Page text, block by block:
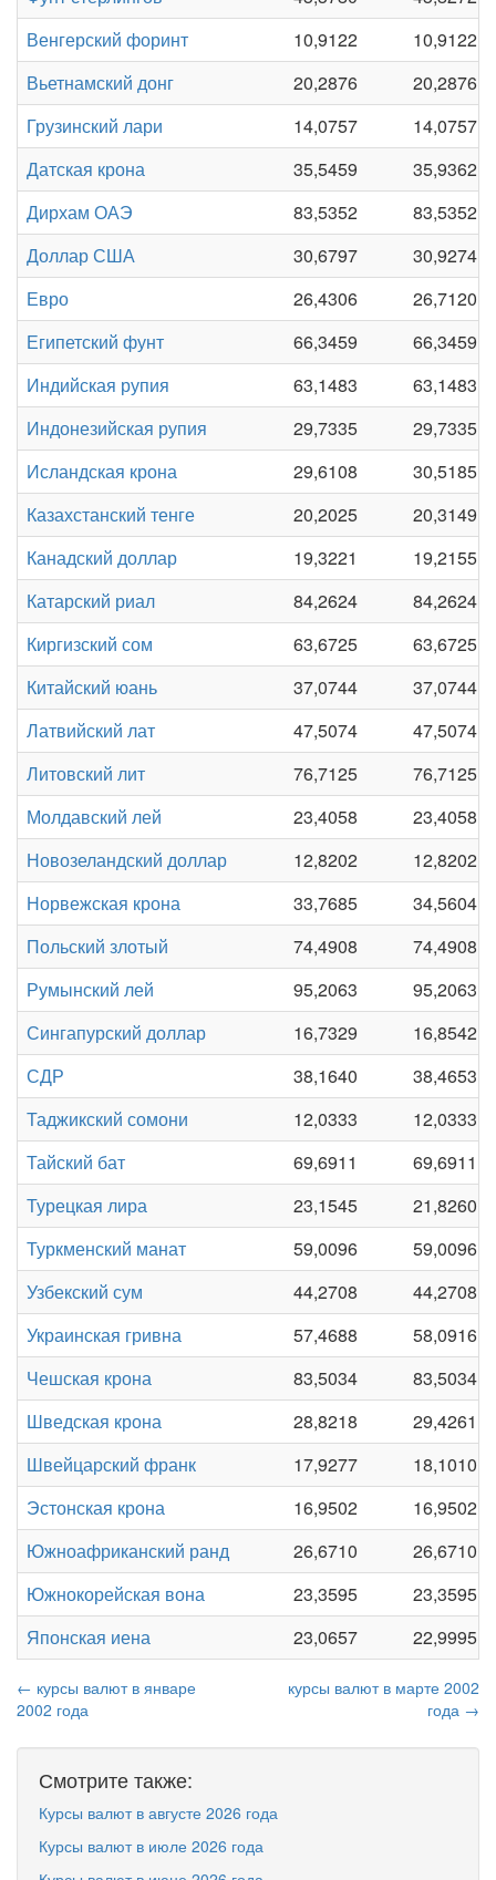
Венгерский форинт
10,9122
10,9122
Вьетнамский донг
20,2876
20,2876
Грузинский лари
14,0757
14,0757
Датская крона
35,5459
35,9362
Дирхам ОАЭ
83,5352
83,5352
Доллар США
30,6797
30,9274
Евро
26,4306
26,7120
Египетский фунт
66,3459
66,3459
Индийская рупия
63,1483
63,1483
Индонезийская рупия
29,7335
29,7335
Исландская крона
29,6108
30,5185
Казахстанский тенге
20,2025
20,3149
Канадский доллар
19,3221
19,2155
Катарский риал
84,2624
84,2624
Киргизский сом
63,6725
63,6725
Китайский юань
37,0744
37,0744
Латвийский лат
47,5074
47,5074
Литовский лит
76,7125
76,7125
Молдавский лей
23,4058
23,4058
Новозеландский доллар
12,8202
12,8202
Норвежская крона
33,7685
34,5604
Польский злотый
74,4908
74,4908
Румынский лей
95,2063
95,2063
Сингапурский доллар
16,7329
16,8542
СДР
38,1640
38,4653
Таджикский сомони
12,0333
12,0333
Тайский бат
69,6911
69,6911
Турецкая лира
23,1545
21,8260
Туркменский манат
59,0096
59,0096
Узбекский сум
44,2708
44,2708
Украинская гривна
57,4688
58,0916
Чешская крона
83,5034
83,5034
Шведская крона
28,8218
29,4261
Швейцарский франк
17,9277
18,1010
Эстонская крона
16,9502
16,9502
Южноафриканский ранд
26,6710
26,6710
Южнокорейская вона
23,3595
23,3595
Японская иена
23,0657 22,9995
← курсы валют в январе
2002 года
курсы валют в марте 2002
года →
Смотрите также:
Курсы валют в августе 2026 года
Курсы валют в июле 2026 года